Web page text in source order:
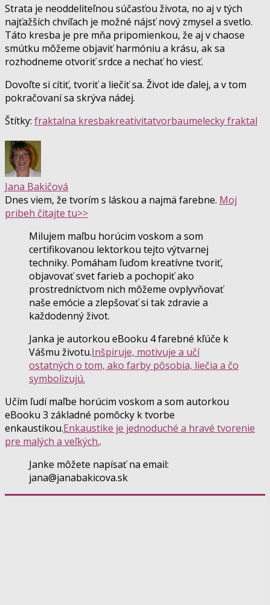
Strata je neoddeliteľnou súčasťou života, no aj v tých
najťažších chvíľach je možné nájsť nový zmysel a svetlo.
Táto kresba je pre mňa pripomienkou, že aj v chaose
smútku môžeme objaviť harmóniu a krásu, ak sa
rozhodneme otvoriť srdce a nechať ho viesť.
Dovoľte si cítiť, tvoriť a liečiť sa. Život ide ďalej, a v tom
pokračovaní sa skrýva nádej.
Štítky: fraktalna kresbakreativitatvorbaumelecky fraktal
Jana Bakičová
Dnes viem, že tvorím s láskou a najmä farebne. Moj
pribeh čitajte tu>>
Milujem maľbu horúcim voskom a som
certifikovanou lektorkou tejto výtvarnej
techniky. Pomáham ľuďom kreatívne tvoriť,
objavovať svet farieb a pochopiť ako
prostredníctvom nich môžeme ovplyvňovať
naše emócie a zlepšovať si tak zdravie a
každodenný život.
Janka je autorkou eBooku 4 farebné kľúče k
Vášmu životu.Inšpiruje, motivuje a učí
ostatných o tom, ako farby pôsobia, liečia a čo
symbolizujú.
Učím ľudí maľbe horúcim voskom a som autorkou
eBooku 3 základné pomôcky k tvorbe
enkaustikou.Enkaustike je jednoduché a hravé tvorenie
pre malých a veľkých..
Janke môžete napísať na email:
jana@janabakicova.sk